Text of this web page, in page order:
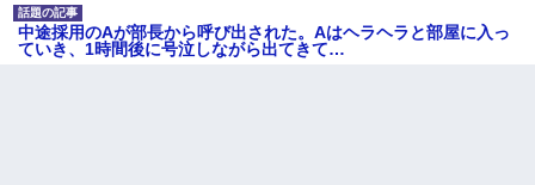
中途採用のAが部長から呼び出された。Aはヘラヘラと部屋に入っ
ていき、1時間後に号泣しながら出てきて…